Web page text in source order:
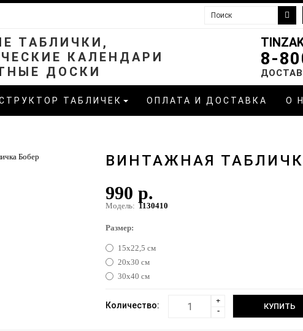
ТАБЛИЧКИ,
КАЛЕНДАРИ
ДОСКИ
8-
ТАБЛИЧЕК ОПЛАТА И ДОСТАВКА О
ВИНТАЖНАЯ
990 р.
Модель:1130410
Размер:
15х22,5 см
20х30 см
30х40 см
Количество:
+
-